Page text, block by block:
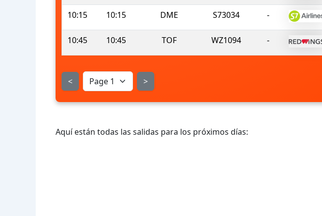
10:15 10:15 DME S73034 -
10:45 10:45 TOF WZ1094 -
< >
Aquí están todas las salidas para los próximos días: